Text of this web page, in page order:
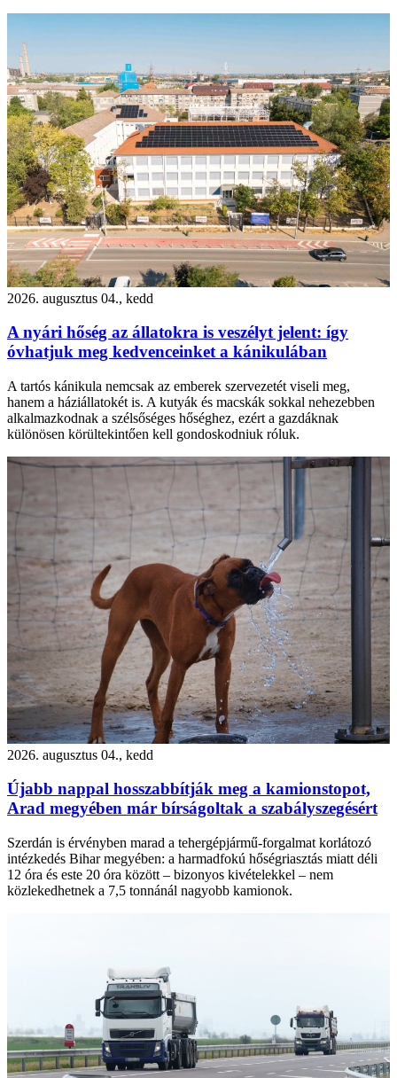
2026. augusztus 04., kedd
A nyári hőség az állatokra is veszélyt jelent: így
óvhatjuk meg kedvenceinket a kánikulában
A tartós kánikula nemcsak az emberek szervezetét viseli meg,
hanem a háziállatokét is. A kutyák és macskák sokkal nehezebben
alkalmazkodnak a szélsőséges hőséghez, ezért a gazdáknak
különösen körültekintően kell gondoskodniuk róluk.
2026. augusztus 04., kedd
Újabb nappal hosszabbítják meg a kamionstopot,
Arad megyében már bírságoltak a szabályszegésért
Szerdán is érvényben marad a tehergépjármű-forgalmat korlátozó
intézkedés Bihar megyében: a harmadfokú hőségriasztás miatt déli
12 óra és este 20 óra között – bizonyos kivételekkel – nem
közlekedhetnek a 7,5 tonnánál nagyobb kamionok.